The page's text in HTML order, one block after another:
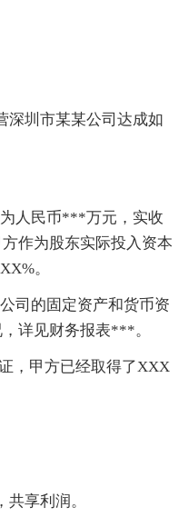
圳市某某公司达成如
人民币***万元，实收
作为股东实际投入资本
。
的固定资产和货币资
详见财务报表***。
甲方已经取得了XXX
享利润。